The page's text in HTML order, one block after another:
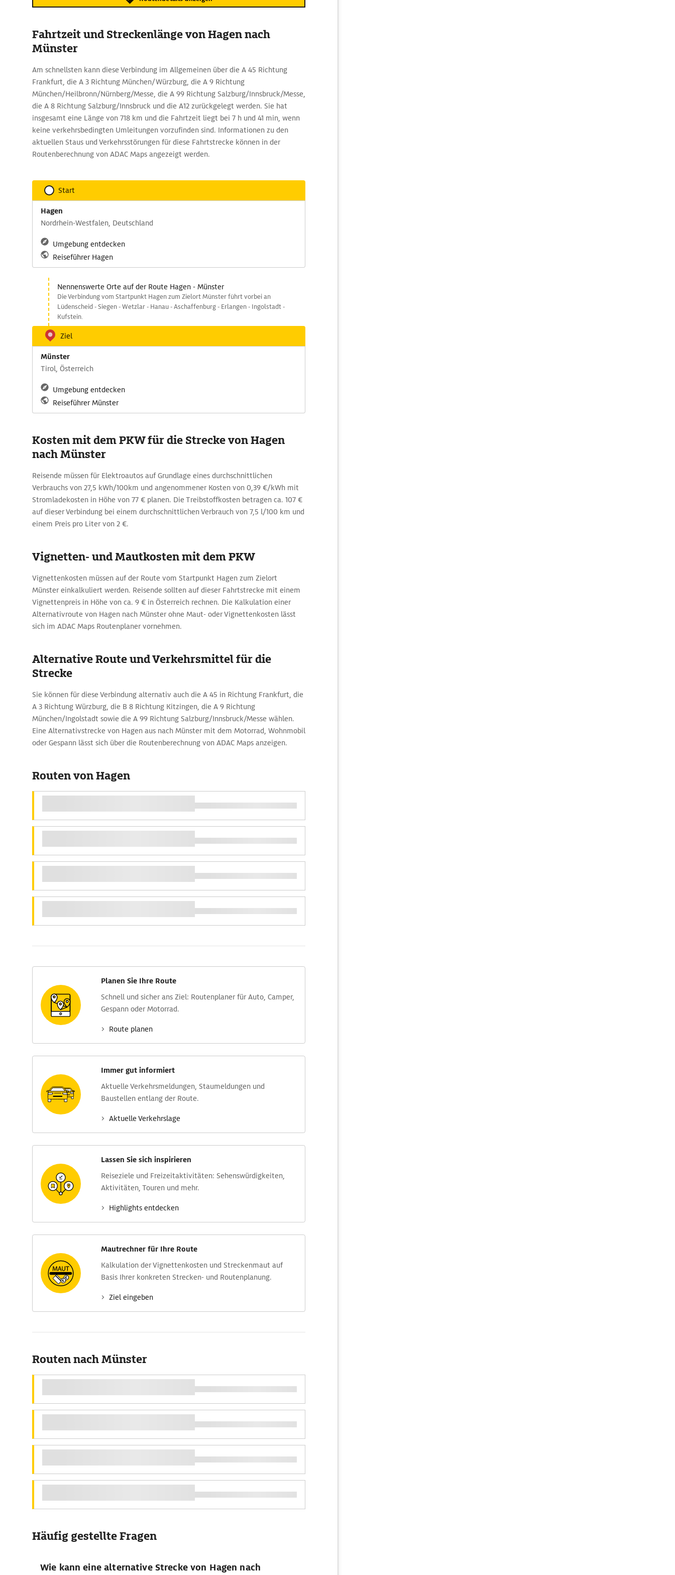
Fahrtzeit und Streckenlänge von Hagen nach
Münster
Am schnellsten kann diese Verbindung im Allgemeinen über die A 45 Richtung
Frankfurt, die A 3 Richtung München/Würzburg, die A 9 Richtung
München/Heilbronn/Nürnberg/Messe, die A 99 Richtung Salzburg/Innsbruck/Messe,
die A 8 Richtung Salzburg/Innsbruck und die A12 zurückgelegt werden. Sie hat
insgesamt eine Länge von 718 km und die Fahrtzeit liegt bei 7 h und 41 min, wenn
keine verkehrsbedingten Umleitungen vorzufinden sind. Informationen zu den
aktuellen Staus und Verkehrsstörungen für diese Fahrtstrecke können in der
Routenberechnung von ADAC Maps angezeigt werden.
Start
Hagen
Nordrhein-Westfalen, Deutschland
Umgebung entdecken
Reiseführer Hagen
Nennenswerte Orte auf der Route Hagen - Münster
Die Verbindung vom Startpunkt Hagen zum Zielort Münster führt vorbei an
Lüdenscheid - Siegen - Wetzlar - Hanau - Aschaffenburg - Erlangen - Ingolstadt -
Kufstein.
Ziel
Münster
Tirol, Österreich
Umgebung entdecken
Reiseführer Münster
Kosten mit dem PKW für die Strecke von Hagen
nach Münster
Reisende müssen für Elektroautos auf Grundlage eines durchschnittlichen
Verbrauchs von 27,5 kWh/100km und angenommener Kosten von 0,39 €/kWh mit
Stromladekosten in Höhe von 77 € planen. Die Treibstoffkosten betragen ca. 107 €
auf dieser Verbindung bei einem durchschnittlichen Verbrauch von 7,5 l/100 km und
einem Preis pro Liter von 2 €.
Vignetten- und Mautkosten mit dem PKW
Vignettenkosten müssen auf der Route vom Startpunkt Hagen zum Zielort
Münster einkalkuliert werden. Reisende sollten auf dieser Fahrtstrecke mit einem
Vignettenpreis in Höhe von ca. 9 € in Österreich rechnen. Die Kalkulation einer
Alternativroute von Hagen nach Münster ohne Maut- oder Vignettenkosten lässt
sich im ADAC Maps Routenplaner vornehmen.
Alternative Route und Verkehrsmittel für die
Strecke
Sie können für diese Verbindung alternativ auch die A 45 in Richtung Frankfurt, die
A 3 Richtung Würzburg, die B 8 Richtung Kitzingen, die A 9 Richtung
München/Ingolstadt sowie die A 99 Richtung Salzburg/Innsbruck/Messe wählen.
Eine Alternativstrecke von Hagen aus nach Münster mit dem Motorrad, Wohnmobil
oder Gespann lässt sich über die Routenberechnung von ADAC Maps anzeigen.
Routen von Hagen
Planen Sie Ihre Route
Schnell und sicher ans Ziel: Routen­planer für Auto, Camper,
Gespann oder Motorrad.
Route planen
Immer gut informiert
Aktuelle Verkehrs­meldungen, Stau­meldungen und
Baustellen entlang der Route.
Aktuelle Verkehrs­lage
Lassen Sie sich inspirieren
Reise­ziele und Freizeit­aktivitäten: Sehens­würdig­keiten,
Aktivitäten, Touren und mehr.
Highlights entdecken
Mautrechner für Ihre Route
Kalkulation der Vignettenkosten und Streckenmaut auf
Basis Ihrer konkreten Strecken- und Routenplanung.
Ziel eingeben
Routen nach Münster
Häufig gestellte Fragen
Wie kann eine alternative Strecke von Hagen nach